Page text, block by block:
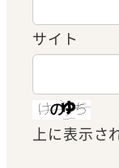
サイト
上に表示さ